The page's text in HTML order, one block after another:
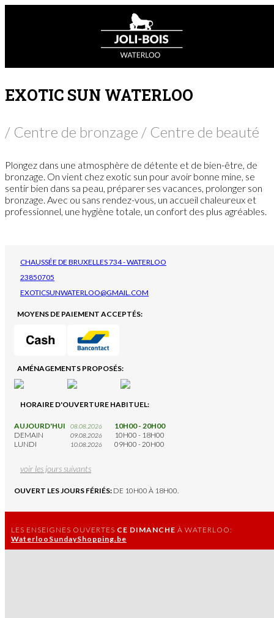
EXOTIC SUN WATERLOO
/ Centre de bronzage / Centre de beauté
Plongez dans une atmosphère de détente et de bien-être, de
bronzage. On vient chez exotic sun pour avoir bonne mine, se
sentir bien dans sa peau, préparer ses vacances, prolonger son
bronzage. Avec ou sans rendez-vous, un accueil chaleureux et
professionnel, une hygiène totale, un confort des plus agréables.
CHAUSSÉE DE BRUXELLES 734 - WATERLOO
23850705
EXOTICSUNWATERLOO@GMAIL.COM
MOYENS DE PAIEMENT ACCEPTÉS:
AMÉNAGEMENTS PROPOSÉS:
HORAIRE D'OUVERTURE HABITUEL:
AUJOURD'HUI 08.08.2026
10H00 - 20H00
DEMAIN
09.08.2026
10H00 - 18H00
LUNDI
10.08.2026 09H00 - 20H00
voir les jours suivants
OUVERT LES JOURS FÉRIÉS: DE 10H00 À 18H00.
LES ENSEIGNES OUVERTES CE DIMANCHE À WATERLOO:
WaterlooSundayShopping.be